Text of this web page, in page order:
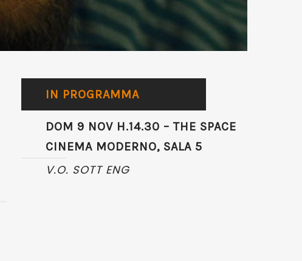
IN PROGRAMMA
DOM 9 NOV H.14.30 – THE SPACE
CINEMA MODERNO, SALA 5
V.O. SOTT ENG